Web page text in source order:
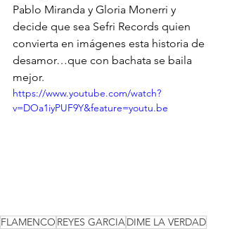
Pablo Miranda y Gloria Monerri y
decide que sea Sefri Records quien
convierta en imágenes esta historia de
desamor…que con bachata se baila
mejor.
https://www.youtube.com/watch?
v=DOa1iyPUF9Y&feature=youtu.be
FLAMENCO REYES GARCIADIME LA VERDAD